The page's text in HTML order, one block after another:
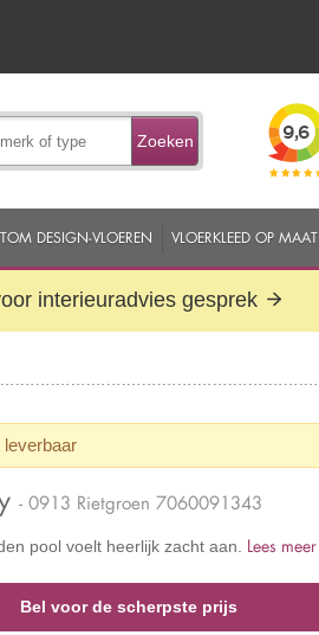
Zoeken
DESIGN-VLOEREN VLOERKLEED OP MAAT
interieuradvies gesprek
leverbaar
- 0913 Rietgroen 7060091343
pool voelt heerlijk zacht aan. Lees meer
Bel voor de scherpste prijs